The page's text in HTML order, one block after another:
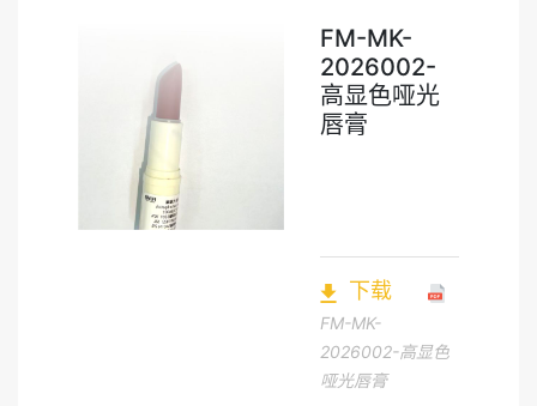
FM-MK-
2026002-
高显色哑光
唇膏
下载
FM-MK-
2026002-高显色
哑光唇膏